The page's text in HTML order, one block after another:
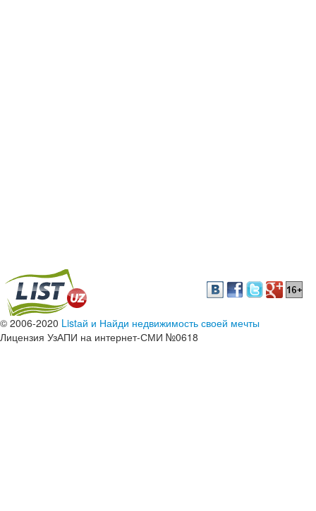
© 2006-2020 Listай и Найди недвижимость своей мечты
Лицензия УзАПИ на интернет-СМИ №0618